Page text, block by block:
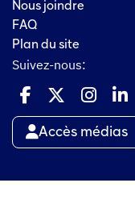
Nous joindre
FAQ
Plan du site
Suivez-nous:
Accès médias